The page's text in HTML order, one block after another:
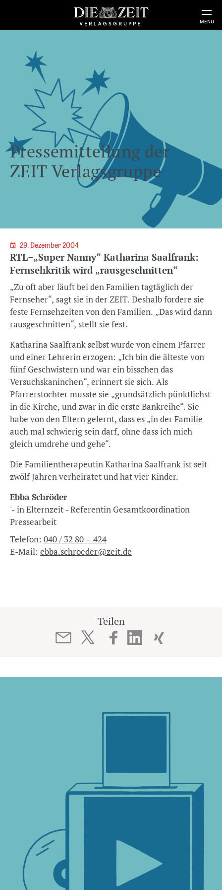
MENU
Pressemitteilung der
ZEIT Verlagsgruppe
29. Dezember 2004
RTL–„Super Nanny“ Katharina Saalfrank:
Fernsehkritik wird „rausgeschnitten“
„Zu oft aber läuft bei den Familien tagtäglich der
Fernseher“, sagt sie in der ZEIT. Deshalb fordere sie
feste Fernsehzeiten von den Familien. „Das wird dann
rausgeschnitten“, stellt sie fest.
Katharina Saalfrank selbst wurde von einem Pfarrer
und einer Lehrerin erzogen: „Ich bin die älteste von
fünf Geschwistern und war ein bisschen das
Versuchskaninchen“, erinnert sie sich. Als
Pfarrerstochter musste sie „grundsätzlich pünktlichst
in die Kirche, und zwar in die erste Bankreihe“. Sie
habe von den Eltern gelernt, dass es „in der Familie
auch mal schwierig sein darf, ohne dass ich mich
gleich umdrehe und gehe“.
Die Familientherapeutin Katharina Saalfrank ist seit
zwölf Jahren verheiratet und hat vier Kinder.
Ebba Schröder
'- in Elternzeit - Referentin Gesamtkoordination
Pressearbeit
Telefon: 040 / 32 80 – 424
E-Mail: ebba.schroeder@zeit.de
Teilen